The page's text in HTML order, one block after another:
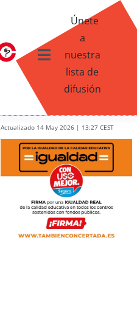
Toggle
Navigation
Únete
a
nuestra
lista de
difusión
Actualizado 14 May 2026 | 13:27 CEST